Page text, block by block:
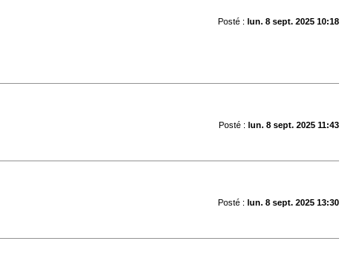
Posté : lun. 8 sept. 2025 10:18
Posté : lun. 8 sept. 2025 11:43
Posté : lun. 8 sept. 2025 13:30